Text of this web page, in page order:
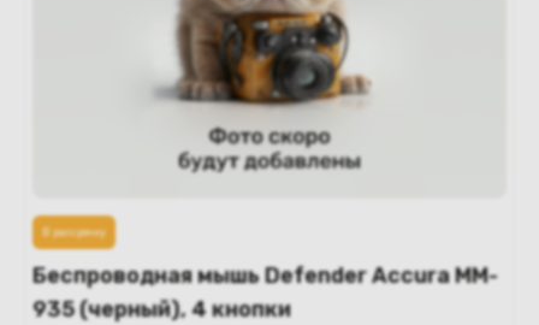
Беспроводная мышь Defender Accura MM-
935 (черный), 4 кнопки
В рассрочку